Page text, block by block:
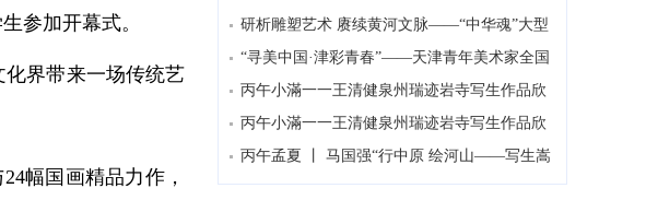
参加开幕式。
界带来一场传统艺
幅国画精品力作，
研析雕塑艺术 赓续黄河文脉——“中华魂”大型
主题群雕学术研讨
“寻美中国·津彩青春”——天津青年美术家全国
巡展（郑州站）在河南
丙午小滿一一王清健泉州瑞迹岩寺写生作品欣
赏丙午小滿一一王清健泉州瑞迹岩寺写生作品欣
赏丙午孟夏 丨 马国强“行中原 绘河山——写生嵩
山”速写作品欣赏